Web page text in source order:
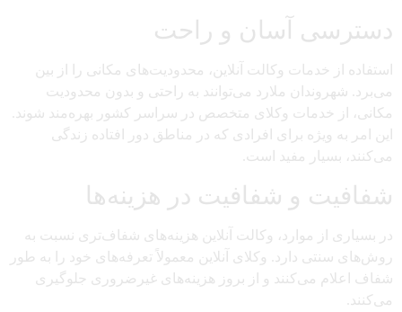
دسترسی آسان و راحت
استفاده از خدمات وکالت آنلاین، محدودیت‌های مکانی را از بین
می‌برد. شهروندان ملارد می‌توانند به راحتی و بدون محدودیت
مکانی، از خدمات وکلای متخصص در سراسر کشور بهره‌مند شوند.
این امر به ویژه برای افرادی که در مناطق دور افتاده زندگی
می‌کنند، بسیار مفید است.
شفافیت و شفافیت در هزینه‌ها
در بسیاری از موارد، وکالت آنلاین هزینه‌های شفاف‌تری نسبت به
روش‌های سنتی دارد. وکلای آنلاین معمولاً تعرفه‌های خود را به طور
شفاف اعلام می‌کنند و از بروز هزینه‌های غیرضروری جلوگیری
می‌کنند.